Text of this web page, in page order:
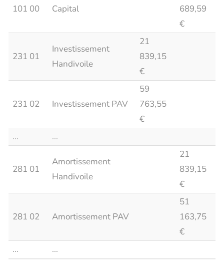
101 00 Capital
689,59
€
231 01
Investissement
Handivoile
21
839,15
€
231 02 Investissement PAV
59
763,55
€
...
...
281 01
Amortissement
Handivoile
21
839,15
€
281 02 Amortissement PAV
51
163,75
€
...
...